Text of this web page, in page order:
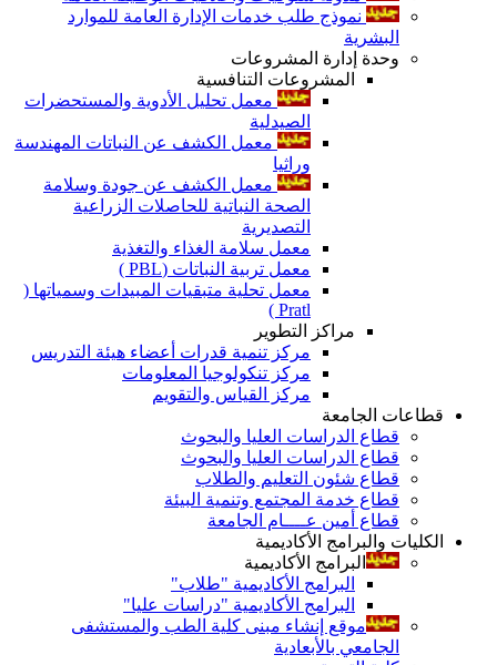
نموذج طلب خدمات الإدارة العامة للموارد
البشرية
وحدة إدارة المشروعات
المشروعات التنافسية
معمل تحليل الأدوية والمستحضرات
الصيدلية
معمل الكشف عن النباتات المهندسة
وراثيا
معمل الكشف عن جودة وسلامة
الصحة النباتية للحاصلات الزراعية
التصديرية
معمل سلامة الغذاء والتغذية
معمل تربية النباتات (PBL )
معمل تحلية متبقيات المبيدات وسمياتها (
Pratl )
مراكز التطوير
مركز تنمية قدرات أعضاء هيئة التدريس
مركز تنكولوجيا المعلومات
مركز القياس والتقويم
قطاعات الجامعة
قطاع الدراسات العليا والبحوث
قطاع الدراسات العليا والبحوث
قطاع شئون التعليم والطلاب
قطاع خدمة المجتمع وتنمية البيئة
قطاع أمين عــــام الجامعة
الكليات والبرامج الأكاديمية
البرامج الأكاديمية
البرامج الأكاديمية "طلاب"
البرامج الأكاديمية "دراسات عليا"
موقع إنشاء مبنى كلية الطب والمستشفى
الجامعي بالأبعادية